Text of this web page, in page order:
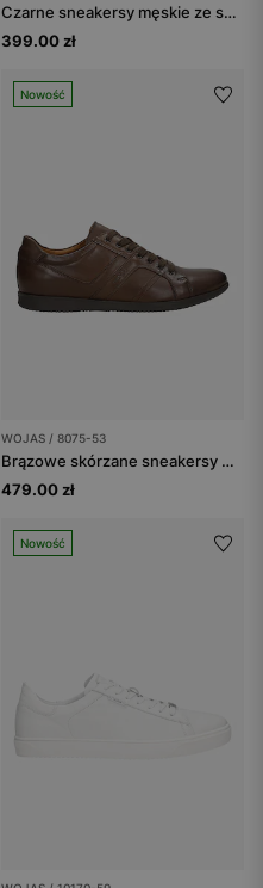
Czarne sneakersy męskie ze skóry licowej
399.00 zł
Nowość
WOJAS / 8075-53
Brązowe skórzane sneakersy męskie
479.00 zł
Nowość